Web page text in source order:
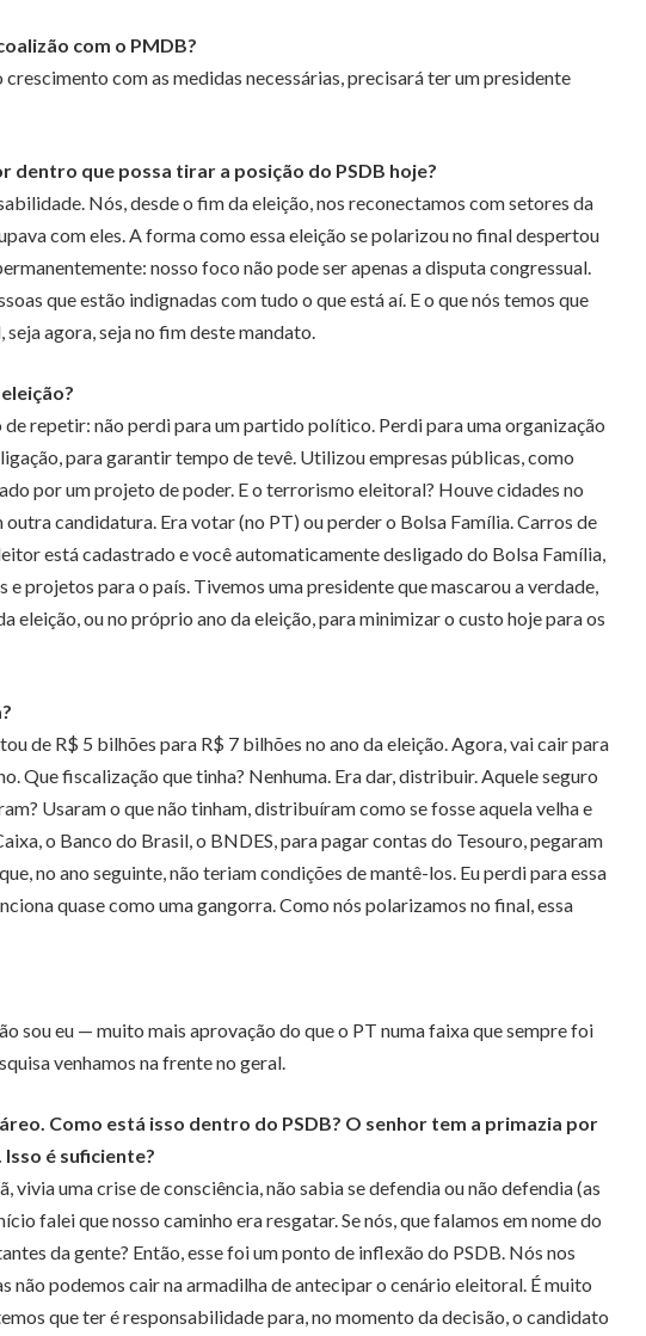
com o PMDB?
com as medidas necessárias, precisará ter um presidente
dentro que possa tirar a posição do PSDB hoje?
Nós, desde o fim da eleição, nos reconectamos com setores da
com eles. A forma como essa eleição se polarizou no final despertou
nosso foco não pode ser apenas a disputa congressual.
que estão indignadas com tudo o que está aí. E o que nós temos que
agora, seja no fim deste mandato.
repetir: não perdi para um partido político. Perdi para uma organização
para garantir tempo de tevê. Utilizou empresas públicas, como
por um projeto de poder. E o terrorismo eleitoral? Houve cidades no
candidatura. Era votar (no PT) ou perder o Bolsa Família. Carros de
está cadastrado e você automaticamente desligado do Bolsa Família,
projetos para o país. Tivemos uma presidente que mascarou a verdade,
eleição, ou no próprio ano da eleição, para minimizar o custo hoje para os
de R$ 5 bilhões para R$ 7 bilhões no ano da eleição. Agora, vai cair para
Que fiscalização que tinha? Nenhuma. Era dar, distribuir. Aquele seguro
Usaram o que não tinham, distribuíram como se fosse aquela velha e
o Banco do Brasil, o BNDES, para pagar contas do Tesouro, pegaram
no ano seguinte, não teriam condições de mantê-los. Eu perdi para essa
quase como uma gangorra. Como nós polarizamos no final, essa
sou eu — muito mais aprovação do que o PT numa faixa que sempre foi
venhamos na frente no geral.
Como está isso dentro do PSDB? O senhor tem a primazia por
é suficiente?
uma crise de consciência, não sabia se defendia ou não defendia (as
falei que nosso caminho era resgatar. Se nós, que falamos em nome do
da gente? Então, esse foi um ponto de inflexão do PSDB. Nós nos
não podemos cair na armadilha de antecipar o cenário eleitoral. É muito
que ter é responsabilidade para, no momento da decisão, o candidato